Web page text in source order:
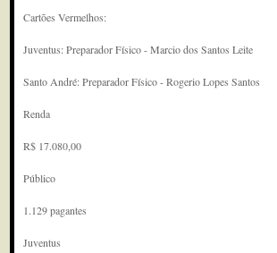
Cartões Vermelhos:
Juventus: Preparador Físico - Marcio dos Santos Leite
Santo André: Preparador Físico - Rogerio Lopes Santos
Renda
R$ 17.080,00
Público
1.129 pagantes
Juventus